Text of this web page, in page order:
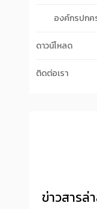
องค์กรปก
ดาวน์โหลด
ติดต่อเรา
ข่าวสารล่